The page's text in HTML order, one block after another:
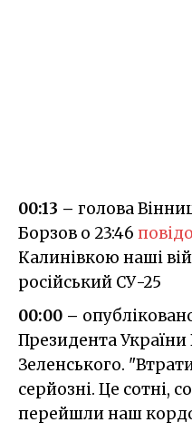
00:13 – голова
Борзов о 23:46
Калинівкою наші
російський СУ-25
00:00 –
Президента
Зеленського.
серйозні. Це сотні,
перейшли наш